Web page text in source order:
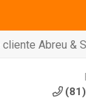
cliente Abreu &